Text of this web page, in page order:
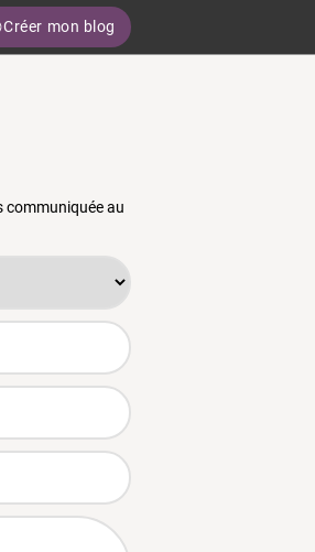
Créer mon blog
communiquée au